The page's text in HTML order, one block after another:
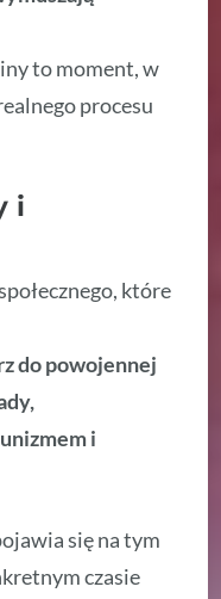
to moment, w
procesu
i
które
do powojennej
i
się na tym
czasie